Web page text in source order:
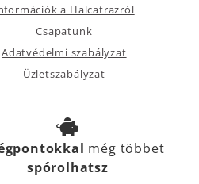
a Halcatrazról
Csapatunk
Adatvédelmi szabályzat
Üzletszabályzat
még többet
spórolhatsz